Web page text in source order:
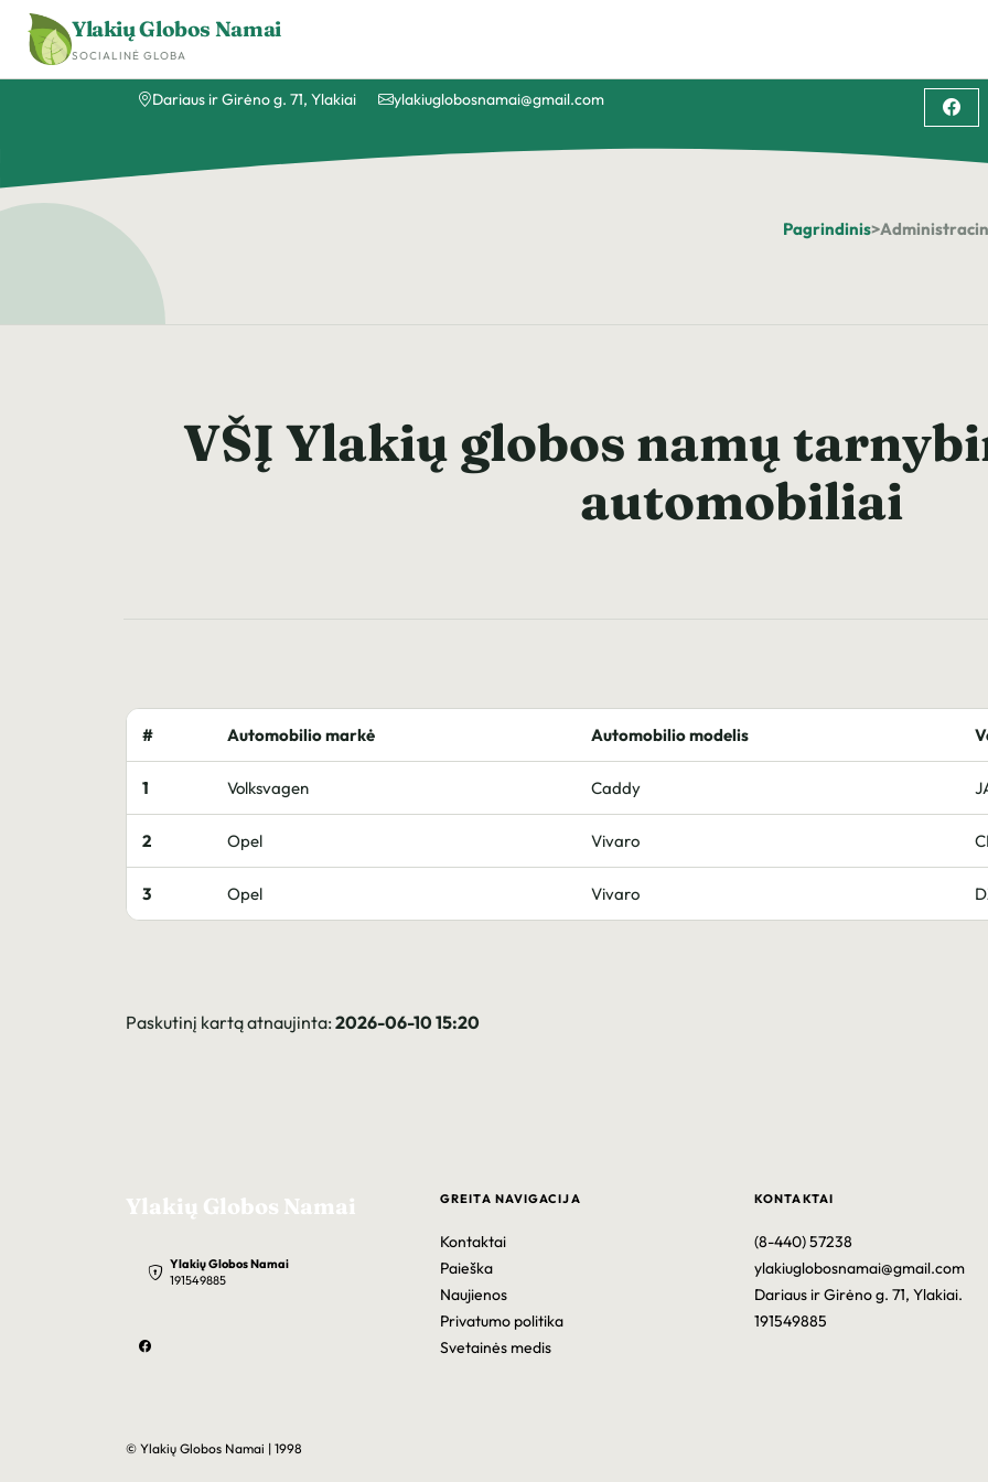
Dariaus ir Girėno g. 71, Ylakiai ylakiuglobosnamai@gmail.com
Ylakių Globos Namai
SOCIALINĖ GLOBA
Pagrindinis>
VŠĮ Ylakių globos namų
automobiliai
# Automobilio markė Automobilio modelis
1 Volksvagen Caddy
2 Opel Vivaro
3 Opel Vivaro
Paskutinį kartą atnaujinta: 2026-06-10 15:20
Ylakių Globos Namai
Ylakių Globos Namai
191549885
GREITA NAVIGACIJA
Kontaktai
Paieška
Naujienos
Privatumo politika
Svetainės medis
KONTAKTAI
(8-440) 57238
ylakiuglobosnamai@gmail.com
Dariaus ir Girėno g. 71, Ylakiai.
191549885
© Ylakių Globos Namai | 1998